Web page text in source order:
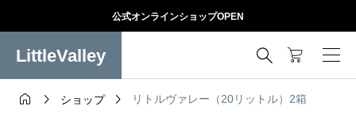
公式オンラインショップOPEN
LittleValley 
  ショップ  リトルヴァレー（20リットル）2箱